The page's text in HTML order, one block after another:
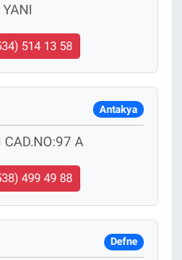
514 13 58
Antakya
A
499 49 88
Defne